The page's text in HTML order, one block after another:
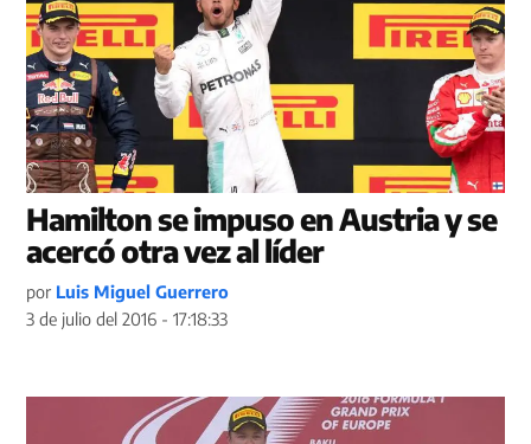
Hamilton se impuso en Austria y se
acercó otra vez al líder
por Luis Miguel Guerrero
3 de julio del 2016 - 17:18:33